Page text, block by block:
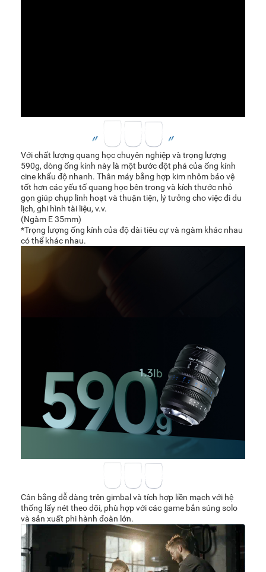
Với chất lượng quang học chuyên nghiệp và trọng lượng
590g, dòng ống kính này là một bước đột phá của ống kính
cine khẩu độ nhanh. Thân máy bằng hợp kim nhôm bảo vệ
tốt hơn các yếu tố quang học bên trong và kích thước nhỏ
gọn giúp chụp linh hoạt và thuận tiện, lý tưởng cho việc đi du
lịch, ghi hình tài liệu, v.v.
(Ngàm E 35mm)
*Trọng lượng ống kính của độ dài tiêu cự và ngàm khác nhau
có thể khác nhau.
Cân bằng dễ dàng trên gimbal và tích hợp liền mạch với hệ
thống lấy nét theo dõi, phù hợp với các game bắn súng solo
và sản xuất phi hành đoàn lớn.